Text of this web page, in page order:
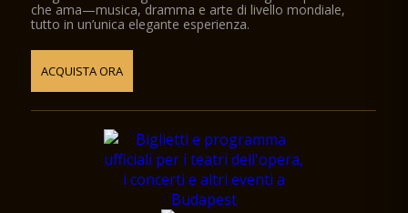
che ama—musica, dramma e arte di livello mondiale,
tutto in un’unica elegante esperienza.
ACQUISTA ORA